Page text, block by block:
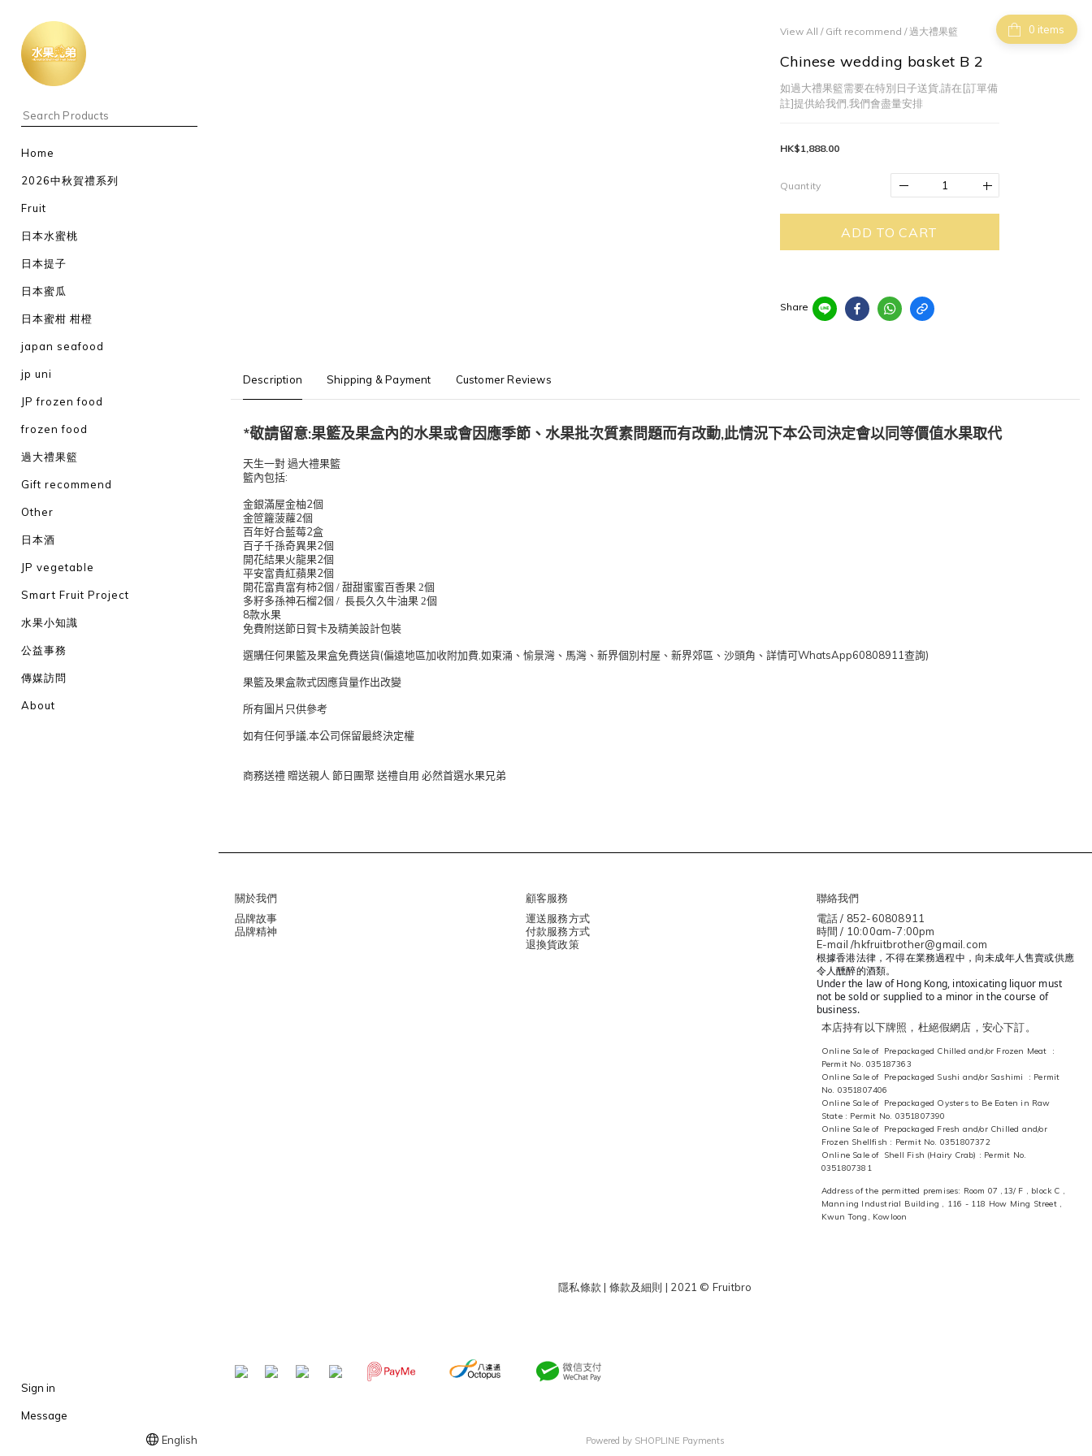
Home
2026中秋賀禮系列
Fruit
日本水蜜桃
日本提子
日本蜜瓜
日本蜜柑 柑橙
japan seafood
jp uni
JP frozen food
frozen food
過大禮果籃
Gift recommend
Other
日本酒
JP vegetable
Smart Fruit Project
水果小知識
公益事務
傳媒訪問
About
Sign in
Message
English
items
View All / Gift recommend / 過大禮果籃
Chinese wedding basket B 2
如過大禮果籃需要在特別日子送貨,請在[訂單備
註]提供給我們,我們會盡量安排
HK$1,888.00
Quantity
ADD TO CART
Share
Description Shipping & Payment Customer Reviews
*敬請留意:果籃及果盒內的水果或會因應季節、水果批次質素問題而有改動,此情況下本公司決定會以同等價值水果取代
天生一對 過大禮果籃
籃內包括:
金銀滿屋金柚2個
金笸籮菠蘿2個
百年好合藍莓2盒
百子千孫奇異果2個
開花結果火龍果2個
平安富貴紅蘋果2個
開花富貴富有柿2個 / 甜甜蜜蜜百香果 2個
多籽多孫神石榴2個 / 長長久久牛油果 2個
8款水果
免費附送節日賀卡及精美設計包裝
選購任何果籃及果盒免費送貨(偏遠地區加收附加費 如東涌、愉景灣、馬灣、新界個別村屋、新界郊區、沙頭角、詳情可WhatsApp60808911 查詢)
果籃及果盒款式因應貨量作出改變
所有圖片只供參考
如有任何爭議, 本公司保留最終決定權
商務送禮 贈送親人 節日團聚 送禮自用 必然首選水果兄弟
關於我們
品牌故事
品牌精神
顧客服務
運送服務方式
付款服務方式
退換貨政策
聯絡我們
電話 / 852-60808911
時間 / 10:00am-7:00pm
E-mail /hkfruitbrother@gmail.com
根據香港法律，不得在業務過程中，向未成年人售賣或供應
令人醺醉的酒類。
Under the law of Hong Kong, intoxicating liquor must
not be sold or supplied to a minor in the course of
business.
本店持有以下牌照，杜絕假網店，安心下訂。
Online Sale of Prepackaged Chilled and/or Frozen Meat :
Permit No. 035187363
Online Sale of Prepackaged Sushi and/or Sashimi : Permit
No. 0351807406
Online Sale of Prepackaged Oysters to Be Eaten in Raw
State : Permit No. 0351807390
Online Sale of Prepackaged Fresh and/or Chilled and/or
Frozen Shellfish : Permit No. 0351807372
Online Sale of Shell Fish (Hairy Crab) : Permit No.
0351807381
Address of the permitted premises: Room 07 ,13/ F , block C ,
Manning Industrial Building , 116 - 118 How Ming Street ,
Kwun Tong, Kowloon
隱私條款 | 條款及細則 | 2021 © Fruitbro
Powered by SHOPLINE Payments